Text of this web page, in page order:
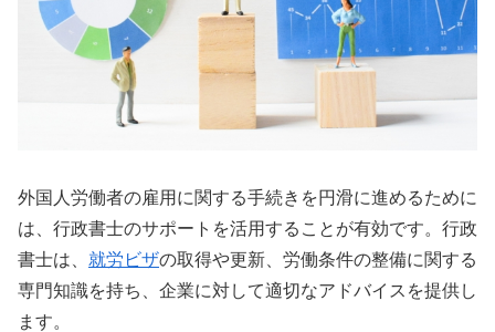
外国人労働者の雇用に関する手続きを円滑に進めるために
は、行政書士のサポートを活用することが有効です。行政
書士は、 就労ビザの取得や更新、労働条件の整備に関する
専門知識を持ち、企業に対して適切なアドバイスを提供し
ます。